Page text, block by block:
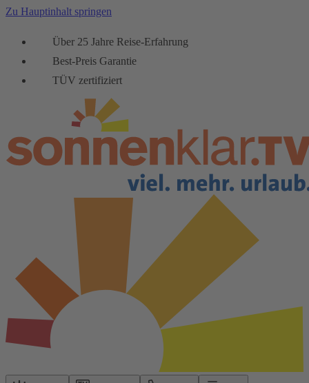
Zu Hauptinhalt springen
Über 25 Jahre Reise-Erfahrung
Best-Preis Garantie
TÜV zertifiziert